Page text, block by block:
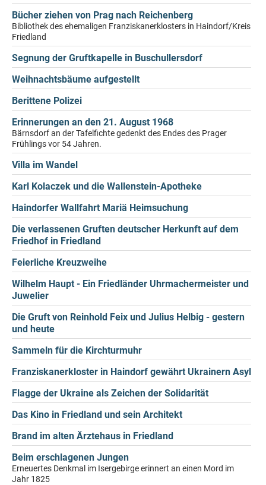
Bücher ziehen von Prag nach Reichenberg
Bibliothek des ehemaligen Franziskanerklosters in Haindorf/Kreis
Friedland
Segnung der Gruftkapelle in Buschullersdorf
Weihnachtsbäume aufgestellt
Berittene Polizei
Erinnerungen an den 21. August 1968
Bärnsdorf an der Tafelfichte gedenkt des Endes des Prager
Frühlings vor 54 Jahren.
Villa im Wandel
Karl Kolaczek und die Wallenstein-Apotheke
Haindorfer Wallfahrt Mariä Heimsuchung
Die verlassenen Gruften deutscher Herkunft auf dem
Friedhof in Friedland
Feierliche Kreuzweihe
Wilhelm Haupt - Ein Friedländer Uhrmachermeister und
Juwelier
Die Gruft von Reinhold Feix und Julius Helbig - gestern
und heute
Sammeln für die Kirchturmuhr
Franziskanerkloster in Haindorf gewährt Ukrainern Asyl
Flagge der Ukraine als Zeichen der Solidarität
Das Kino in Friedland und sein Architekt
Brand im alten Ärztehaus in Friedland
Beim erschlagenen Jungen
Erneuertes Denkmal im Isergebirge erinnert an einen Mord im
Jahr 1825